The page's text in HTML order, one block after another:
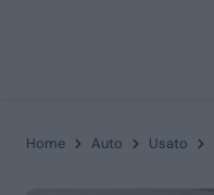
Home Auto Usato